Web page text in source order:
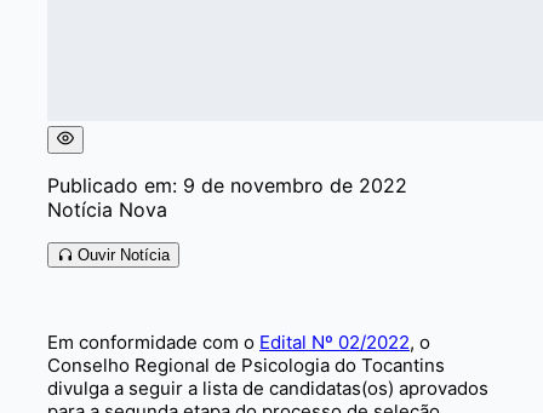
Publicado em: 9 de novembro de 2022
Notícia Nova
Ouvir Notícia
Em conformidade com o Edital Nº 02/2022, o
Conselho Regional de Psicologia do Tocantins
divulga a seguir a lista de candidatas(os) aprovados